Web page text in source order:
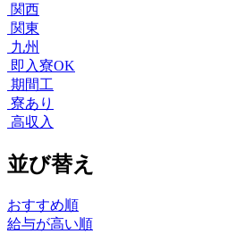
関西
関東
九州
即入寮OK
期間工
寮あり
高収入
並び替え
おすすめ順
給与が高い順